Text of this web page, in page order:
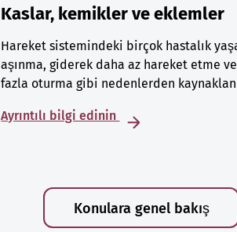
Kaslar, kemikler ve eklemler
Hareket sistemindeki birçok hastalık
aşınma, giderek daha az hareket etme
fazla oturma gibi nedenlerden
Ayrıntılı bilgi edinin
Konulara genel bakış